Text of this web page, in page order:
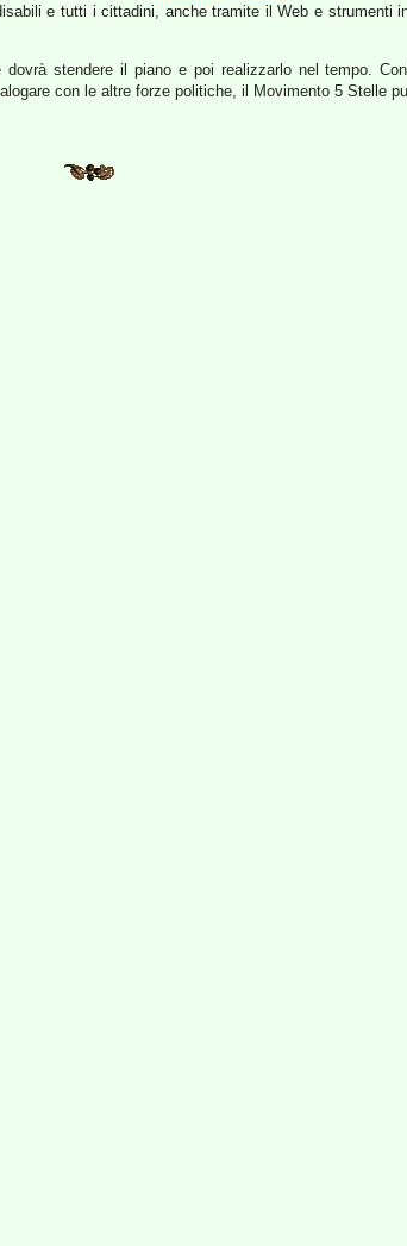
e tutti i cittadini, anche tramite il Web e strumenti
stendere il piano e poi realizzarlo nel tempo.
con le altre forze politiche, il Movimento 5 Stelle